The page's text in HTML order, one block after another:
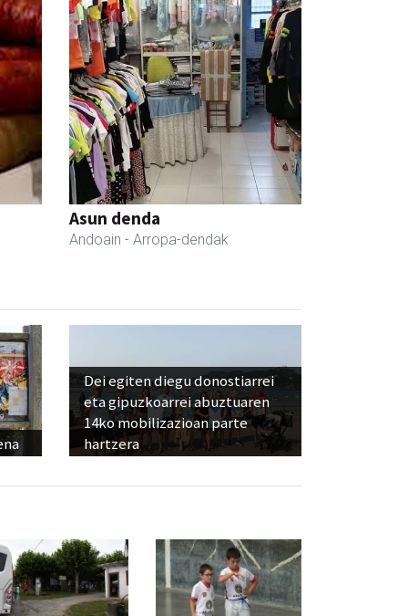
Asun denda
Andoain - Arropa-dendak
Dei egiten diegu donostiarrei
eta gipuzkoarrei abuztuaren
14ko mobilizazioan parte
hartzera